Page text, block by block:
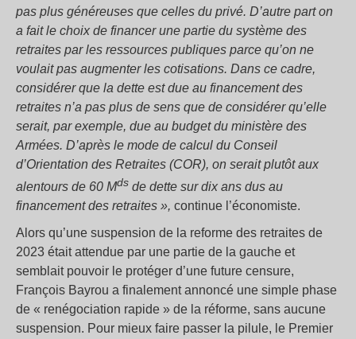
pas plus généreuses que celles du privé. D’autre part on
a fait le choix de financer une partie du système des
retraites par les ressources publiques parce qu’on ne
voulait pas augmenter les cotisations. Dans ce cadre,
considérer que la dette est due au financement des
retraites n’a pas plus de sens que de considérer qu’elle
serait, par exemple, due au budget du ministère des
Armées. D’après le mode de calcul du Conseil
d’Orientation des Retraites (COR), on serait plutôt aux
alentours de 60 Mds de dette sur dix ans dus au
financement des retraites », continue l’économiste.
Alors qu’une suspension de la reforme des retraites de
2023 était attendue par une partie de la gauche et
semblait pouvoir le protéger d’une future censure,
François Bayrou a finalement annoncé une simple phase
de « renégociation rapide » de la réforme, sans aucune
suspension. Pour mieux faire passer la pilule, le Premier